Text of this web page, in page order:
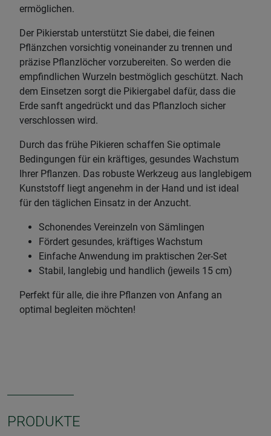
ermöglichen.
Der Pikierstab unterstützt Sie dabei, die feinen
Pflänzchen vorsichtig voneinander zu trennen und
präzise Pflanzlöcher vorzubereiten. So werden die
empfindlichen Wurzeln bestmöglich geschützt. Nach
dem Einsetzen sorgt die Pikiergabel dafür, dass die
Erde sanft angedrückt und das Pflanzloch sicher
verschlossen wird.
Durch das frühe Pikieren schaffen Sie optimale
Bedingungen für ein kräftiges, gesundes Wachstum
Ihrer Pflanzen. Das robuste Werkzeug aus langlebigem
Kunststoff liegt angenehm in der Hand und ist ideal
für den täglichen Einsatz in der Anzucht.
Schonendes Vereinzeln von Sämlingen
Fördert gesundes, kräftiges Wachstum
Einfache Anwendung im praktischen 2er-Set
Stabil, langlebig und handlich (jeweils 15 cm)
Perfekt für alle, die ihre Pflanzen von Anfang an
optimal begleiten möchten!
PRODUKTE